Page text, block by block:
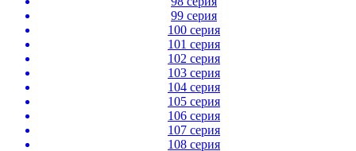
99 серия
100 серия
101 серия
102 серия
103 серия
104 серия
105 серия
106 серия
107 серия
108 серия